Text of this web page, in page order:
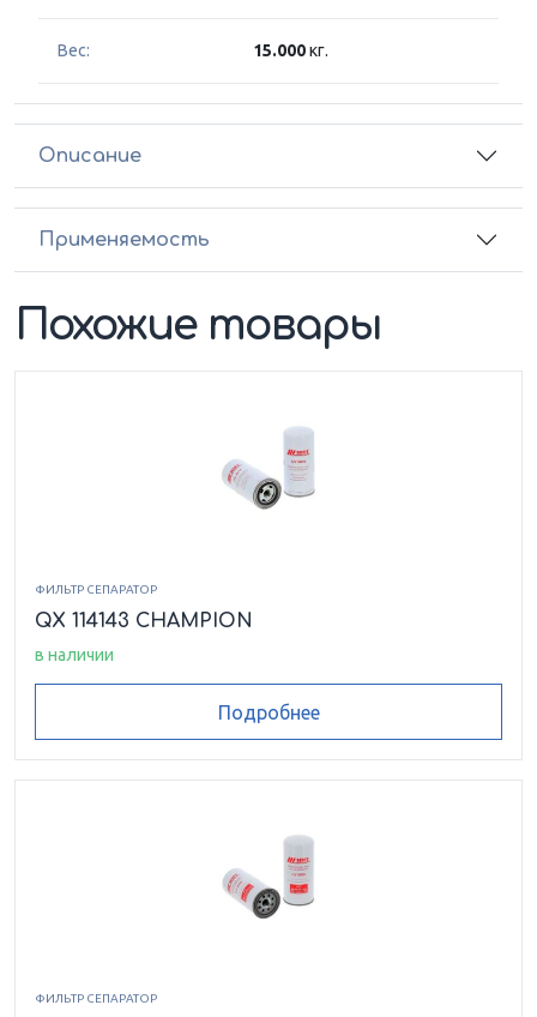
Вес: 15.000кг.
Описание
Применяемость
Похожие товары
ФИЛЬТР СЕПАРАТОР
QX 114143 CHAMPION
в наличии
Подробнее
ФИЛЬТР СЕПАРАТОР